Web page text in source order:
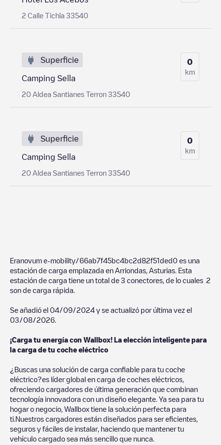
2 Calle Tichla 33540
Superficie
Camping Sella
20 Aldea Santianes Terron 33540
0
km
Superficie
Camping Sella
20 Aldea Santianes Terron 33540
0
km
Eranovum e-mobility/66ab7f45bc4bc2d82f51ded0 es una
estación de carga emplazada en Arriondas Asturias . Esta
estación de carga tiene un total de 3 conectores, de lo cuales 2
son de carga rápida.
Se añadió el 04/09/2024 y se actualizó por última vez el
03/08/2026
¡Carga tu energía con Wallbox! La elección inteligente para
la carga de tu coche eléctrico
¿Buscas una solución de carga confiable para tu coche
eléctrico?es líder global en carga de coches eléctricos,
ofreciendo cargadores de última generación que combinan
tecnología innovadora con un diseño elegante. Ya sea para tu
hogar o negocio, Wallbox tiene la solución perfecta para
ti.Nuestros cargadores están diseñados para ser eficientes,
seguros y fáciles de instalar, haciendo que mantener tu
vehículo cargado sea más sencillo que nunca.